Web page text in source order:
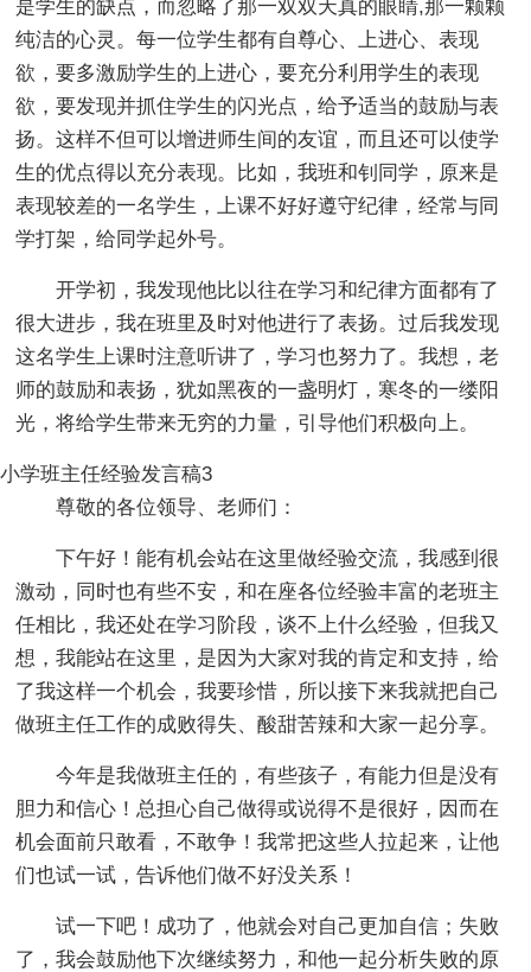
是学生的缺点，而忽略了那一双双天真的眼睛,那一颗颗
纯洁的心灵。每一位学生都有自尊心、上进心、表现
欲，要多激励学生的上进心，要充分利用学生的表现
欲，要发现并抓住学生的闪光点，给予适当的鼓励与表
扬。这样不但可以增进师生间的友谊，而且还可以使学
生的优点得以充分表现。比如，我班和钊同学，原来是
表现较差的一名学生，上课不好好遵守纪律，经常与同
学打架，给同学起外号。
开学初，我发现他比以往在学习和纪律方面都有了
很大进步，我在班里及时对他进行了表扬。过后我发现
这名学生上课时注意听讲了，学习也努力了。我想，老
师的鼓励和表扬，犹如黑夜的一盏明灯，寒冬的一缕阳
光，将给学生带来无穷的力量，引导他们积极向上。
小学班主任经验发言稿3
尊敬的各位领导、老师们：
下午好！能有机会站在这里做经验交流，我感到很
激动，同时也有些不安，和在座各位经验丰富的老班主
任相比，我还处在学习阶段，谈不上什么经验，但我又
想，我能站在这里，是因为大家对我的肯定和支持，给
了我这样一个机会，我要珍惜，所以接下来我就把自己
做班主任工作的成败得失、酸甜苦辣和大家一起分享。
今年是我做班主任的，有些孩子，有能力但是没有
胆力和信心！总担心自己做得或说得不是很好，因而在
机会面前只敢看，不敢争！我常把这些人拉起来，让他
们也试一试，告诉他们做不好没关系！
试一下吧！成功了，他就会对自己更加自信；失败
了，我会鼓励他下次继续努力，和他一起分析失败的原